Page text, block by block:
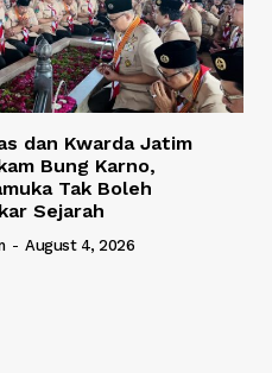
dan Kwarda Jatim
Bung Karno,
Tak Boleh
Sejarah
- August 4, 2026